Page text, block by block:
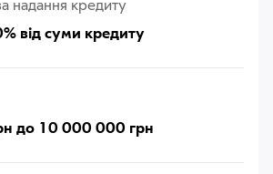
надання кредиту
від суми кредиту
до 10 000 000 грн